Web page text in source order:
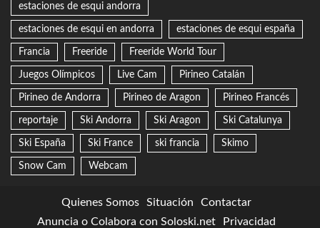
estaciones de esqui andorra
estaciones de esqui en andorra estaciones de esqui españa
Francia Freeride Freeride World Tour
Juegos Olímpicos Live Cam Pirineo Catalán
Pirineo de Andorra Pirineo de Aragon Pirineo Francés
reportaje Ski Andorra Ski Aragon Ski Catalunya
Ski España Ski France ski francia Skimo
Snow Cam Webcam
Quienes Somos Situación
Contactar
Anuncia o Colabora con Soloski.net
Privacidad